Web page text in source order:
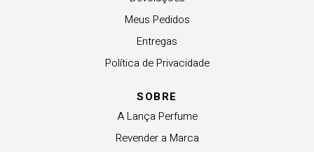
Meus Pedidos
Entregas
Política de Privacidade
SOBRE
A Lança Perfume
Revender a Marca